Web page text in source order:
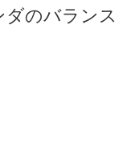
のバランス